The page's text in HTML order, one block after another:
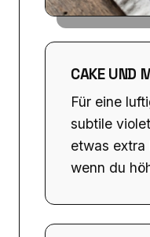
CAKE UND
Für eine
subtile
etwas extra
wenn du